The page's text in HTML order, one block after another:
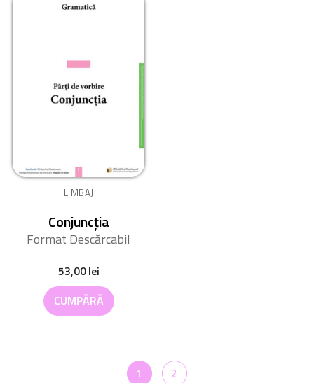
LIMBAJ
Conjuncția
Format Descărcabil
53,00lei
CUMPĂRĂ
1 2